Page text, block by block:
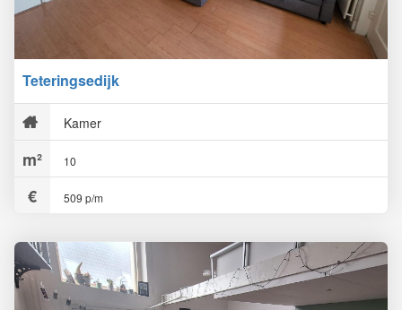
Teteringsedijk
Kamer
10
509 p/m